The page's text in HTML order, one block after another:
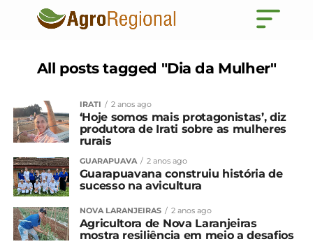
All posts tagged "Dia da Mulher"
IRATI 2 anos ago
‘Hoje somos mais protagonistas’, diz
produtora de Irati sobre as mulheres
rurais
GUARAPUAVA 2 anos ago
Guarapuavana construiu história de
sucesso na avicultura
NOVA LARANJEIRAS 2 anos ago
Agricultora de Nova Laranjeiras
mostra resiliência em meio a desafios